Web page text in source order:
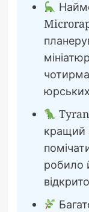
кращий
робило